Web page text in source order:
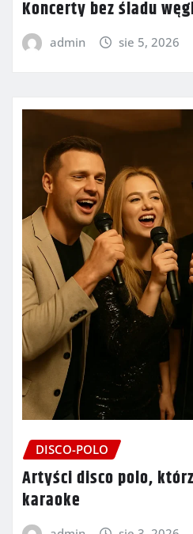
Koncerty bez śladu
admin sie 5, 2026
DISCO-POLO
Artyści disco polo,
karaoke